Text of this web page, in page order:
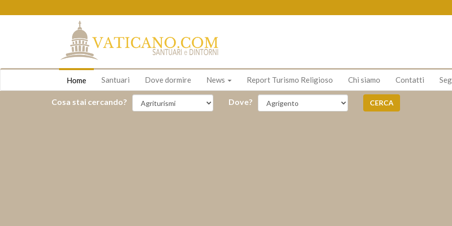
Home Santuari Dove dormire News Report Turismo Religioso Chi siamo Contatti
Cosa stai cercando? Dove? CERCA